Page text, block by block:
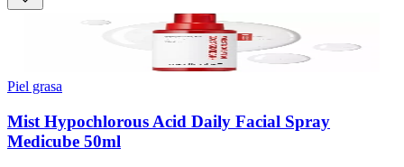
Piel grasa
Mist Hypochlorous Acid Daily Facial Spray
Medicube 50ml